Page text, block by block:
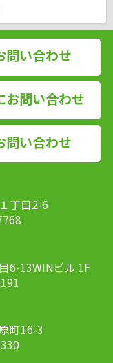
問い合わせ
お問い合わせ
問い合わせ
丁目2-6
6-13WINビル 1F
町16-3